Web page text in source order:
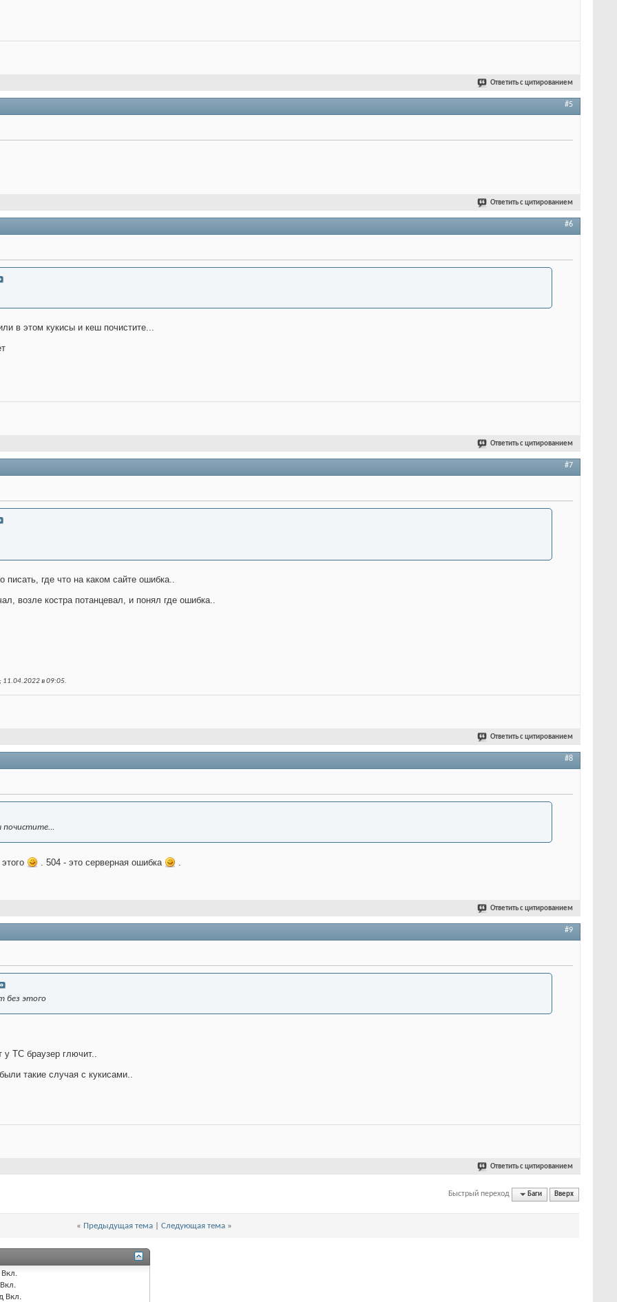
Ответить с цитированием
#5
Ответить с цитированием
#6
в этом кукисы и кеш почистите...
Ответить с цитированием
#7
где что на каком сайте ошибка..
возле костра потанцевал, и понял где ошибка..
11.04.2022 в09:05.
Ответить с цитированием
#8
почистите...
. 504 - это серверная ошибка .
Ответить с цитированием
#9
без этого
ТС браузер глючит..
такие случая с кукисами..
Ответить с цитированием
Быстрый переход Баги Вверх
« Предыдущая тема Следующая тема »
Вкл.
Вкл.
Вкл.